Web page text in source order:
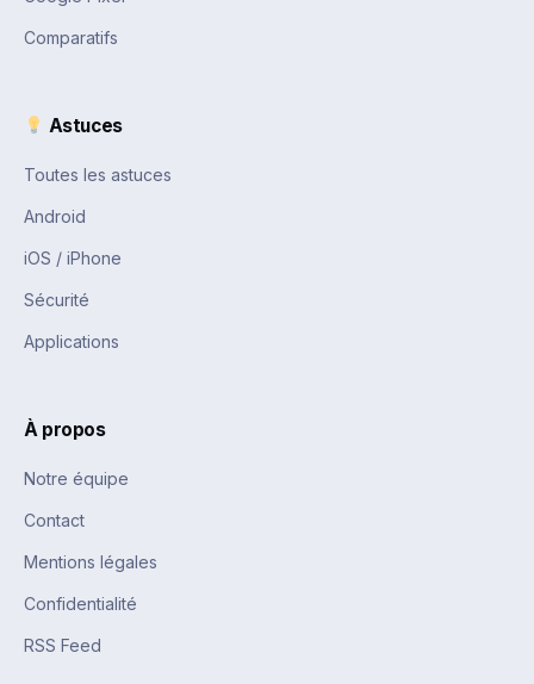
Comparatifs
Astuces
Toutes les astuces
Android
iOS / iPhone
Sécurité
Applications
À propos
Notre équipe
Contact
Mentions légales
Confidentialité
RSS Feed